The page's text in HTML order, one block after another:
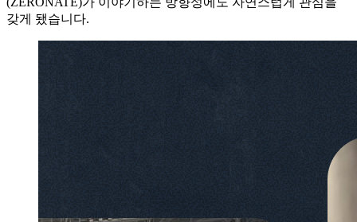
갖게 됐습니다.